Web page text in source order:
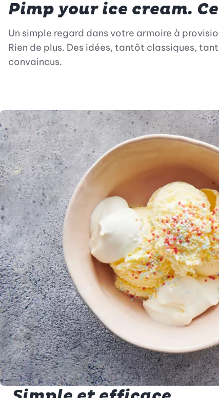
Pimp your ice cream.
Un simple regard dans votre armoire à
Rien de plus. Des idées, tantôt classiques,
convaincus.